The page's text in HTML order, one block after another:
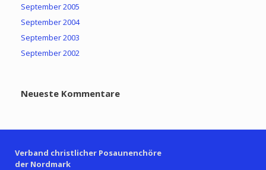
September 2005
September 2004
September 2003
September 2002
Neueste Kommentare
Verband christlicher Posaunenchöre
der Nordmark